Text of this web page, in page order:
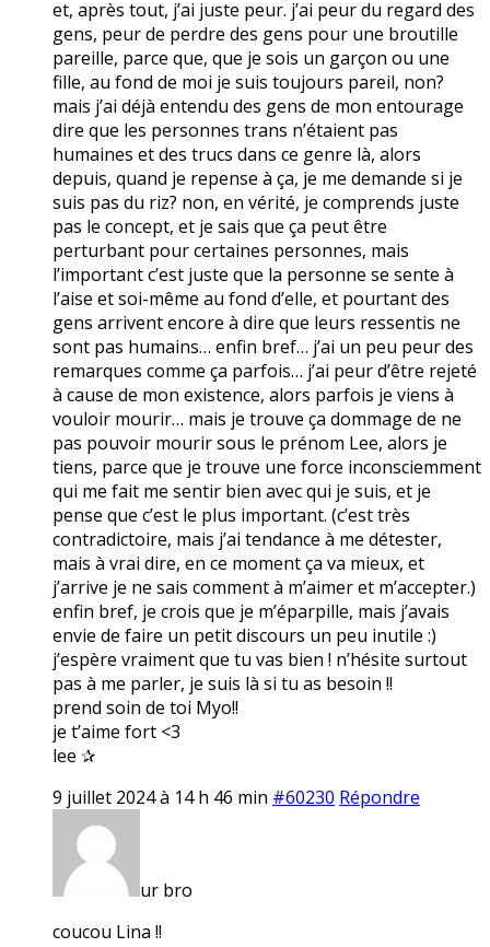
et, après tout, j’ai juste peur. j’ai peur du regard des
gens, peur de perdre des gens pour une broutille
pareille, parce que, que je sois un garçon ou une
fille, au fond de moi je suis toujours pareil, non?
mais j’ai déjà entendu des gens de mon entourage
dire que les personnes trans n’étaient pas
humaines et des trucs dans ce genre là, alors
depuis, quand je repense à ça, je me demande si je
suis pas du riz? non, en vérité, je comprends juste
pas le concept, et je sais que ça peut être
perturbant pour certaines personnes, mais
l’important c’est juste que la personne se sente à
l’aise et soi-même au fond d’elle, et pourtant des
gens arrivent encore à dire que leurs ressentis ne
sont pas humains… enfin bref… j’ai un peu peur des
remarques comme ça parfois… j’ai peur d’être rejeté
à cause de mon existence, alors parfois je viens à
vouloir mourir… mais je trouve ça dommage de ne
pas pouvoir mourir sous le prénom Lee, alors je
tiens, parce que je trouve une force inconsciemment
qui me fait me sentir bien avec qui je suis, et je
pense que c’est le plus important. (c’est très
contradictoire, mais j’ai tendance à me détester,
mais à vrai dire, en ce moment ça va mieux, et
j’arrive je ne sais comment à m’aimer et m’accepter.)
enfin bref, je crois que je m’éparpille, mais j’avais
envie de faire un petit discours un peu inutile :)
j’espère vraiment que tu vas bien ! n’hésite surtout
pas à me parler, je suis là si tu as besoin !!
prend soin de toi Myo!!
je t’aime fort <3
lee ✰
9 juillet 2024 à 14 h 46 min #60230 Répondre
ur bro
coucou Lina !!